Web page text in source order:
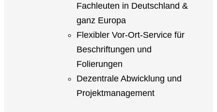
Fachleuten in Deutschland &
ganz Europa
Flexibler Vor-Ort-Service für
Beschriftungen und
Folierungen
Dezentrale Abwicklung und
Projektmanagement